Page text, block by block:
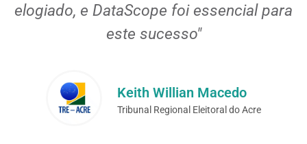
elogiado, e DataScope foi essencial para
este sucesso"
Keith Willian Macedo
Tribunal Regional Eleitoral do Acre